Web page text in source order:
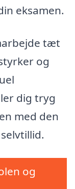
eksamen.
tæt
og
dig tryg
med den
og